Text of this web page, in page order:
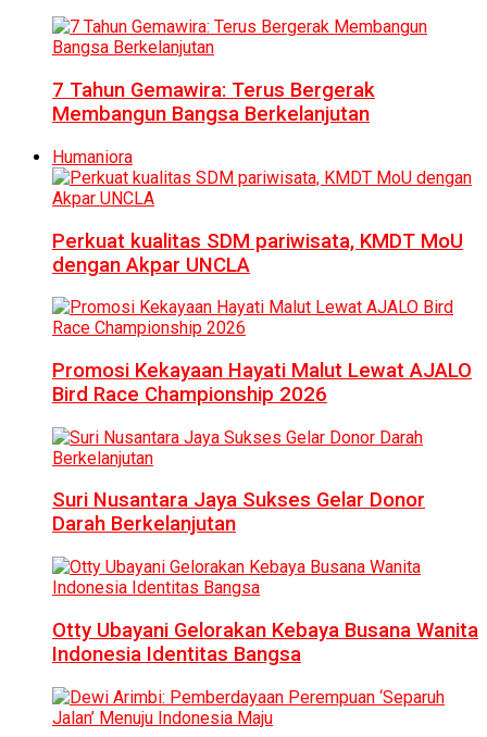
7 Tahun Gemawira: Terus Bergerak
Membangun Bangsa Berkelanjutan
Humaniora
Perkuat kualitas SDM pariwisata, KMDT MoU
dengan Akpar UNCLA
Promosi Kekayaan Hayati Malut Lewat AJALO
Bird Race Championship 2026
Suri Nusantara Jaya Sukses Gelar Donor
Darah Berkelanjutan
Otty Ubayani Gelorakan Kebaya Busana Wanita
Indonesia Identitas Bangsa